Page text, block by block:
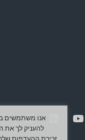
להעניק לך את